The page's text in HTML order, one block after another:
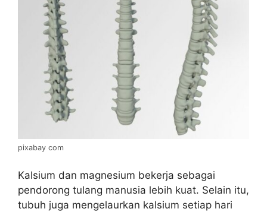
pixabay com
Kalsium dan magnesium bekerja sebagai
pendorong tulang manusia lebih kuat. Selain itu,
tubuh juga mengelaurkan kalsium setiap hari